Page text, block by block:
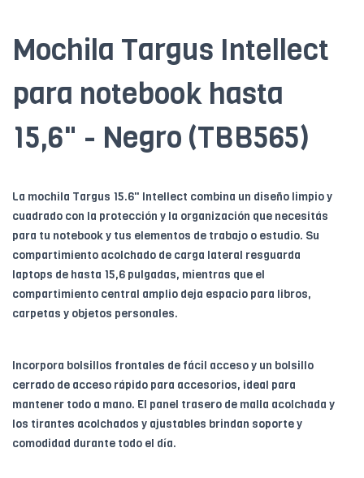
Mochila Targus Intellect
para notebook hasta
15,6" - Negro (TBB565)
La mochila Targus 15.6" Intellect combina un diseño limpio y
cuadrado con la protección y la organización que necesitás
para tu notebook y tus elementos de trabajo o estudio. Su
compartimiento acolchado de carga lateral resguarda
laptops de hasta 15,6 pulgadas, mientras que el
compartimiento central amplio deja espacio para libros,
carpetas y objetos personales.
Incorpora bolsillos frontales de fácil acceso y un bolsillo
cerrado de acceso rápido para accesorios, ideal para
mantener todo a mano. El panel trasero de malla acolchada y
los tirantes acolchados y ajustables brindan soporte y
comodidad durante todo el día.